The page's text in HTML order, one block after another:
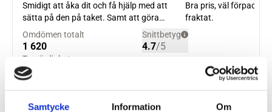
Samtycke Information Om